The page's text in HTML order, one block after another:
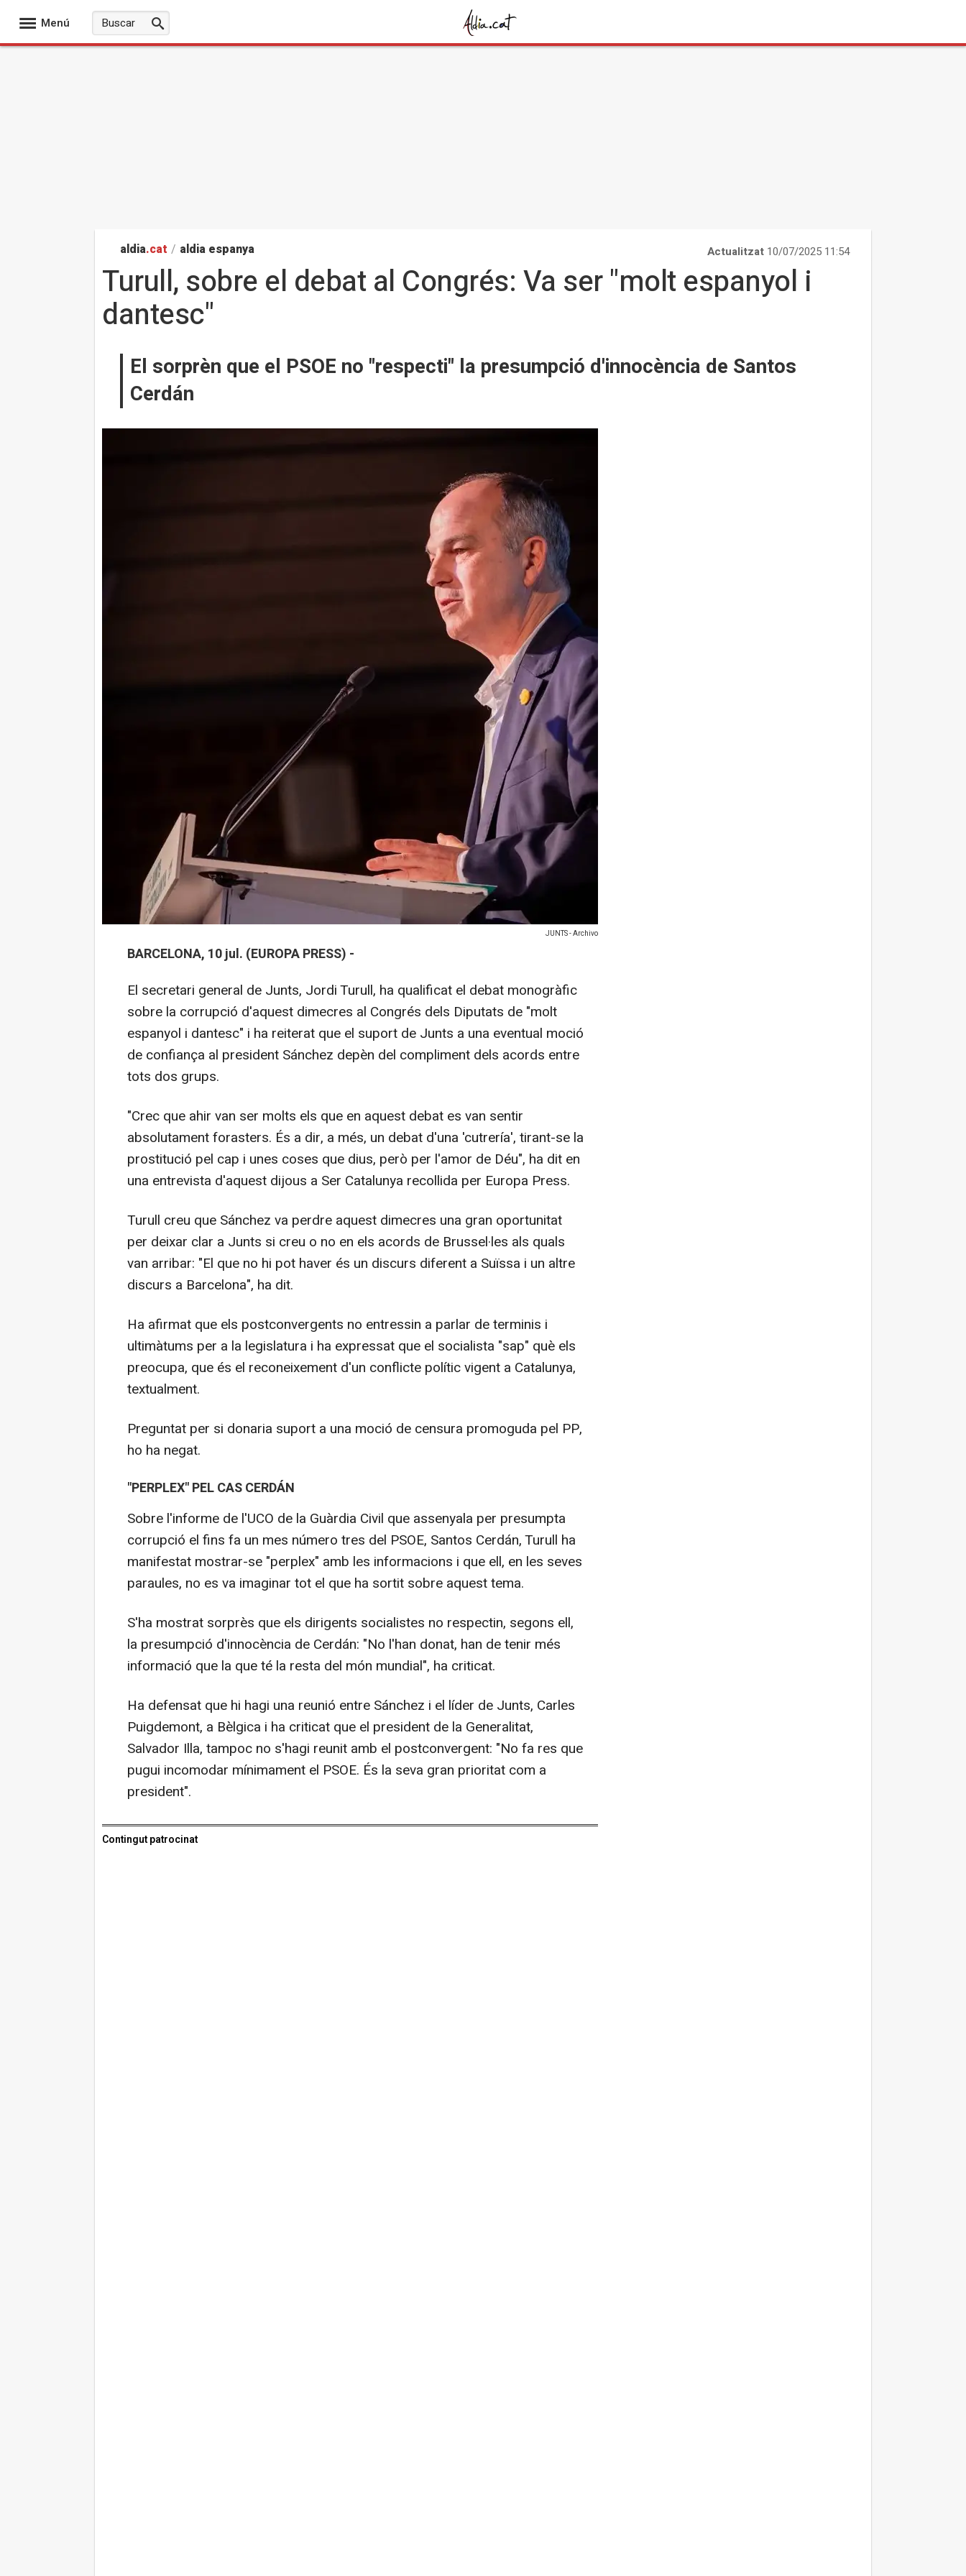
Menú
aldia.cat / aldia espanya Actualitzat 10/07/2025 11:54
Turull, sobre el debat al Congrés: Va ser "molt espanyol i
dantesc"
El sorprèn que el PSOE no "respecti" la presumpció d'innocència de Santos
Cerdán
JUNTS - Archivo
BARCELONA, 10 jul. (EUROPA PRESS) -
El secretari general de Junts, Jordi Turull, ha qualificat el debat monogràfic
sobre la corrupció d'aquest dimecres al Congrés dels Diputats de "molt
espanyol i dantesc" i ha reiterat que el suport de Junts a una eventual moció
de confiança al president Sánchez depèn del compliment dels acords entre
tots dos grups.
"Crec que ahir van ser molts els que en aquest debat es van sentir
absolutament forasters. És a dir, a més, un debat d'una 'cutrería', tirant-se la
prostitució pel cap i unes coses que dius, però per l'amor de Déu", ha dit en
una entrevista d'aquest dijous a Ser Catalunya recollida per Europa Press.
Turull creu que Sánchez va perdre aquest dimecres una gran oportunitat
per deixar clar a Junts si creu o no en els acords de Brussel·les als quals
van arribar: "El que no hi pot haver és un discurs diferent a Suïssa i un altre
discurs a Barcelona", ha dit.
Ha afirmat que els postconvergents no entressin a parlar de terminis i
ultimàtums per a la legislatura i ha expressat que el socialista "sap" què els
preocupa, que és el reconeixement d'un conflicte polític vigent a Catalunya,
textualment.
Preguntat per si donaria suport a una moció de censura promoguda pel PP,
ho ha negat.
"PERPLEX" PEL CAS CERDÁN
Sobre l'informe de l'UCO de la Guàrdia Civil que assenyala per presumpta
corrupció el fins fa un mes número tres del PSOE, Santos Cerdán, Turull ha
manifestat mostrar-se "perplex" amb les informacions i que ell, en les seves
paraules, no es va imaginar tot el que ha sortit sobre aquest tema.
S'ha mostrat sorprès que els dirigents socialistes no respectin, segons ell,
la presumpció d'innocència de Cerdán: "No l'han donat, han de tenir més
informació que la que té la resta del món mundial", ha criticat.
Ha defensat que hi hagi una reunió entre Sánchez i el líder de Junts, Carles
Puigdemont, a Bèlgica i ha criticat que el president de la Generalitat,
Salvador Illa, tampoc no s'hagi reunit amb el postconvergent: "No fa res que
pugui incomodar mínimament el PSOE. És la seva gran prioritat com a
president".
Contingut patrocinat